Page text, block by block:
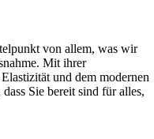
von allem, was wir
Mit ihrer
und dem modernen
Sie bereit sind für alles,